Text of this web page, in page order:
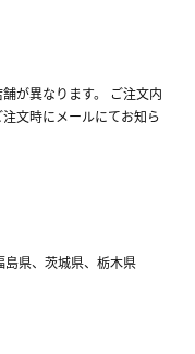
が異なります。 ご注文内
文時にメールにてお知ら
県、茨城県、栃木県